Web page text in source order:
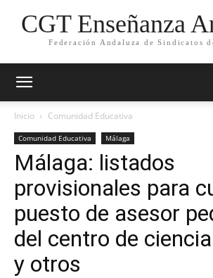
CGT Enseñanza
Federación Andaluza de Sindicatos
Inicio Comunidad Educativa
Comunidad Educativa Málaga
Málaga: listados
provisionales para
puesto de asesor
del centro de
y otros